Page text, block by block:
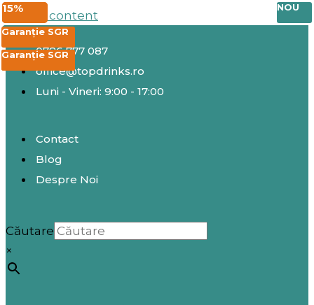
Skip to content
0786 777 087
office@topdrinks.ro
Luni - Vineri: 9:00 - 17:00
Contact
Blog
Despre Noi
Căutare
×
25%
EXCLUSIV
Garanție SGR
20%
EXCLUSIV
Garanție SGR
20%
Garanție SGR
NOU
15%